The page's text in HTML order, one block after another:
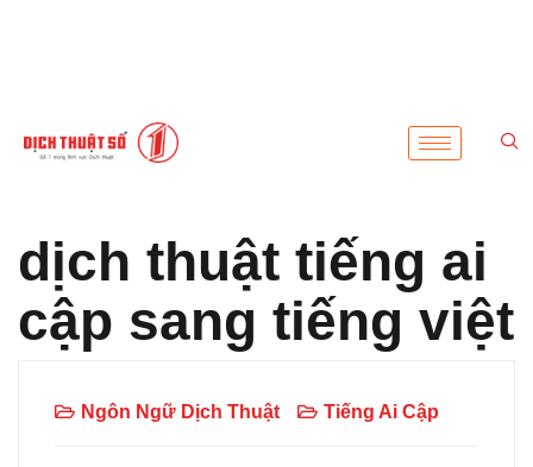
dịch thuật tiếng ai
cập sang tiếng việt
Ngôn Ngữ Dịch Thuật Tiếng Ai Cập